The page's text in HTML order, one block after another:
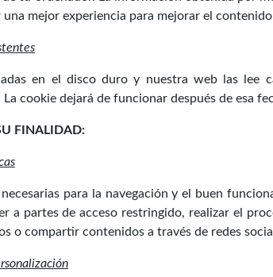
mejor experiencia para mejorar el
en el disco duro y nuestra web las lee
cookie dejará de funcionar después de esa
FINALIDAD:
necesarias para la navegación y el buen
a partes de acceso restringido, realizar el
o compartir contenidos a través de redes